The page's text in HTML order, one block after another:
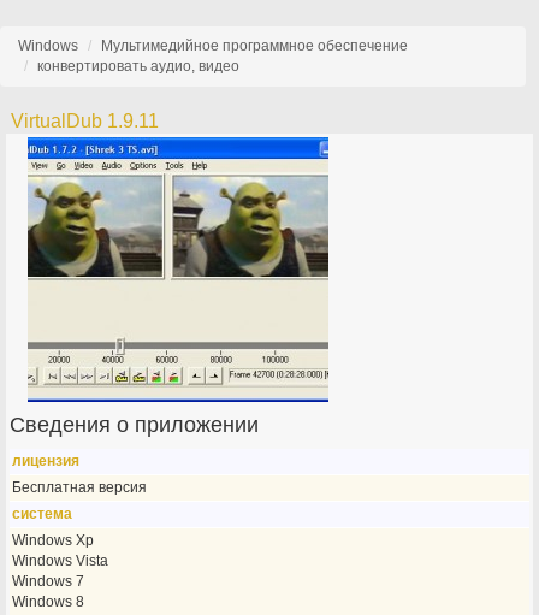
Windows
Мультимедийное программное обеспечение
конвертировать аудио, видео
VirtualDub 1.9.11
Сведения о приложении
лицензия
Бесплатная версия
система
Windows Xp
Windows Vista
Windows 7
Windows 8